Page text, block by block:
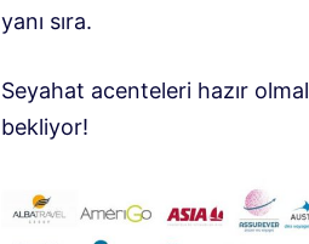
yanı sıra.
Seyahat acenteleri hazır
bekliyor!